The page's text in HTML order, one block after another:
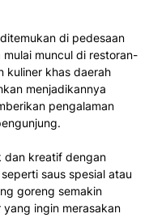
di pedesaan
muncul di restoran-
kuliner khas daerah
menjadikannya
pengalaman
dan kreatif dengan
saus spesial atau
goreng semakin
ingin merasakan